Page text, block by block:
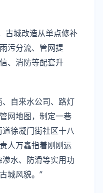
古城改造从单点修补
污分流、管网提
、消防等配套升
自来水公司、路灯
网地图，制定一巷
徐凝门街社区十八
人万鑫指着刚刚运
水、防滑等实用功
城风貌。”